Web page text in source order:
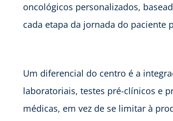
oncológicos personalizados,
cada etapa da jornada do paciente
Um diferencial do centro é a
laboratoriais, testes pré-clínicos e
médicas, em vez de se limitar à